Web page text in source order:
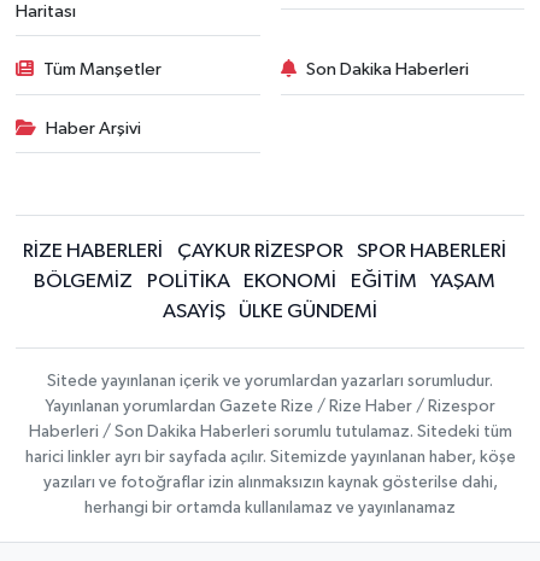
Haritası
Tüm Manşetler Son Dakika Haberleri
Haber Arşivi
RİZE HABERLERİ ÇAYKUR RİZESPOR
SPOR HABERLERİ
BÖLGEMİZ
POLİTİKA EKONOMİ EĞİTİM
YAŞAM
ASAYİŞ
ÜLKE GÜNDEMİ
Sitede yayınlanan içerik ve yorumlardan yazarları sorumludur.
Yayınlanan yorumlardan Gazete Rize / Rize Haber / Rizespor
Haberleri / Son Dakika Haberleri sorumlu tutulamaz. Sitedeki tüm
harici linkler ayrı bir sayfada açılır. Sitemizde yayınlanan haber, köşe
yazıları ve fotoğraflar izin alınmaksızın kaynak gösterilse dahi,
herhangi bir ortamda kullanılamaz ve yayınlanamaz